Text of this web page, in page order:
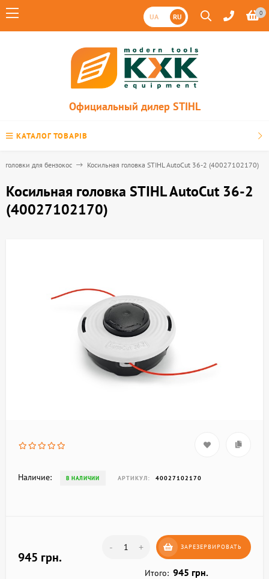
UA RU 0
Официальный дилер STIHL
КАТАЛОГ ТОВАРІВ
для бензокос Косильная головка STIHL AutoCut 36-2 (40027102170)
Косильная головка STIHL AutoCut 36-2
(40027102170)
Наличие: В НАЛИЧИИ АРТИКУЛ: 40027102170
945 грн.
- + ЗАРЕЗЕРВИРОВАТЬ
Итого: 945 грн.